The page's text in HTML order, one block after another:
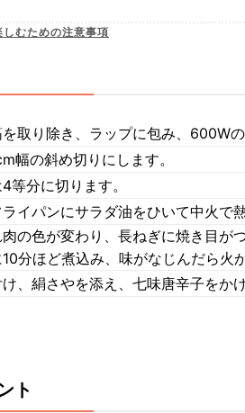
むための注意事項
取り除き、ラップに包み、600W
幅の斜め切りにします。
等分に切ります。
イパンにサラダ油をひいて中火で
の色が変わり、長ねぎに焼き目が
分ほど煮込み、味がなじんだら火
、絹さやを添え、七味唐辛子をか
ト